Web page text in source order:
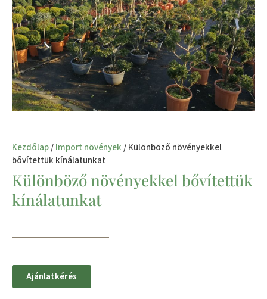
Kezdőlap/Import növények/ Különböző növényekkel
bővítettük kínálatunkat
Különböző növényekkel bővítettük
kínálatunkat
Ajánlatkérés